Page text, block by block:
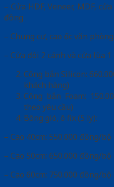
– Cửa HDF, Veneer, MDF,
đồng
– Chung cư, cao ốc văn
– Cửa đôi 2 cánh và cửa lùa
Công bắn Silicon:
khách hàng)
Công bắn Foam:
theo yêu cầu)
Bông gió, ô fix (5 ly):
– Cao 40cm: 550.000 đồng/bộ
– Cao 50cm: 650.000 đồng/bộ
– Cao 60cm: 750.000 đồng/bộ